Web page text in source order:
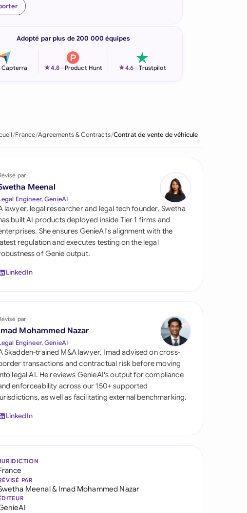
Emirates
Adopté par plus de 200 000 équipes
Capterra ★4.8—Product Hunt ★4.6—Trustpilot
France Agreements & Contracts Contrat de vente de véhicule
par
Meenal
Engineer, GenieAI
lawyer, legal researcher and legal tech founder, Swetha
built AI products deployed inside Tier 1 firms and
She ensures GenieAI's alignment with the
regulation and executes testing on the legal
of Genie output.
LinkedIn
par
Mohammed Nazar
Engineer, GenieAI
Skadden-trained M&A lawyer, Imad advised on cross-
transactions and contractual risk before moving
legal AI. He reviews GenieAI's output for compliance
enforceability across our 150+ supported
as well as facilitating external benchmarking.
LinkedIn
PAR
Meenal& Imad Mohammed Nazar